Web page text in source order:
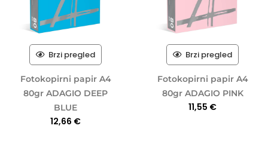
Brzi pregled
Fotokopirni papir A4
80gr ADAGIO DEEP
BLUE
12,66 €
Brzi pregled
Fotokopirni papir A4
80gr ADAGIO PINK
11,55 €